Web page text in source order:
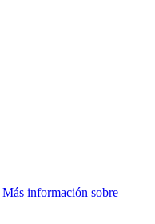
Más información sobre